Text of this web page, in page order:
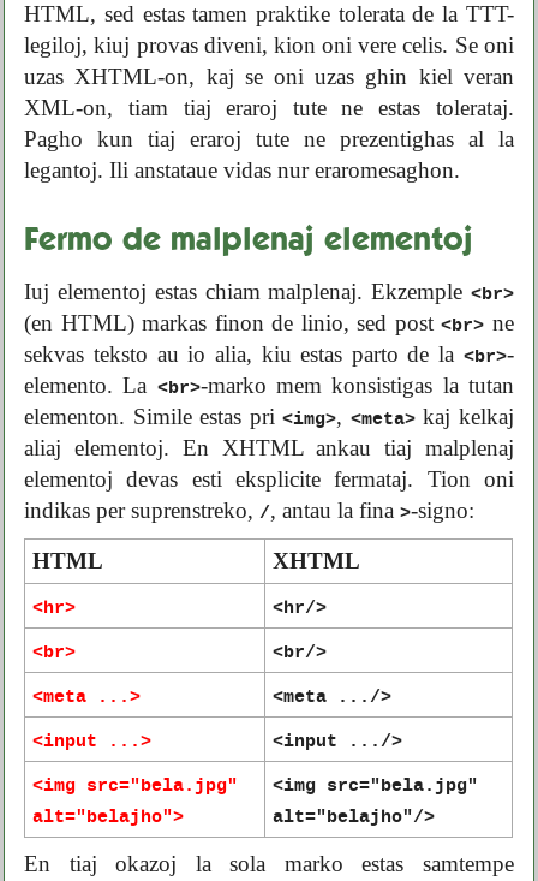
HTML, sed estas tamen praktike tolerata de la TTT-
legiloj, kiuj provas diveni, kion oni vere celis. Se oni
uzas XHTML-on, kaj se oni uzas ghin kiel veran
XML-on, tiam tiaj eraroj tute ne estas tolerataj.
Pagho kun tiaj eraroj tute ne prezentighas al la
legantoj. Ili anstataue vidas nur eraromesaghon.
Fermo de malplenaj elementoj
Iuj elementoj estas chiam malplenaj. Ekzemple <br>
(en HTML) markas finon de linio, sed post<br> ne
sekvas teksto au io alia, kiu estas parto de la <br>-
elemento. La <br>-marko mem konsistigas la tutan
elementon. Simile estas pri<img>, <meta>kaj kelkaj
aliaj elementoj. En XHTML ankau tiaj malplenaj
elementoj devas esti eksplicite fermataj. Tion oni
indikas per suprenstreko, /, antau la fina>-signo:
HTML
XHTML
<hr>
<hr/>
<br>
<br/>
<meta ...>
<meta .../>
<input ...>
<input .../>
<img src="bela.jpg"
alt="belajho">
<img src="bela.jpg"
alt="belajho"/>
En tiaj okazoj la sola marko estas samtempe